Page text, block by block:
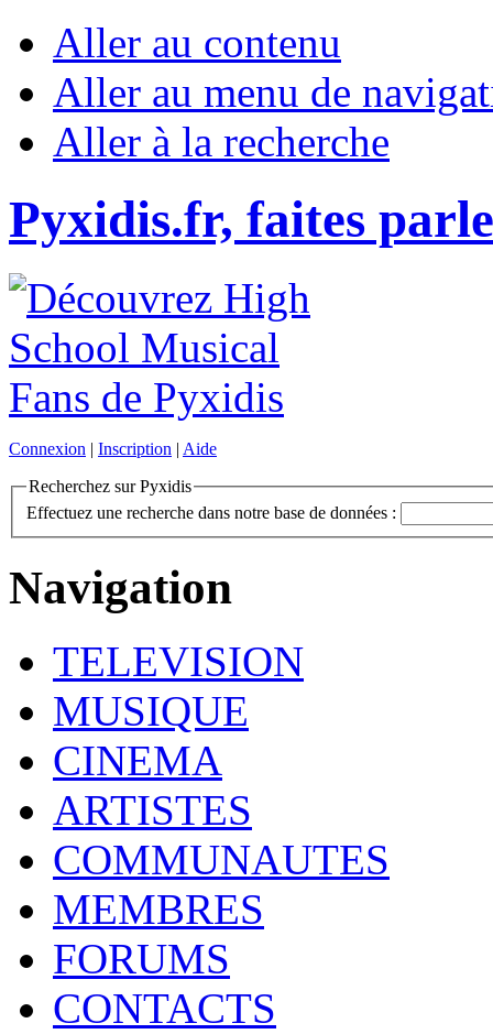
Aller au contenu
Aller au menu de
Aller à la recherche
Pyxidis.fr, faites
Connexion | Inscription | Aide
Recherchez sur Pyxidis
Effectuez une recherche dans notre base de données :
Navigation
TELEVISION
MUSIQUE
CINEMA
ARTISTES
COMMUNAUTES
MEMBRES
FORUMS
CONTACTS